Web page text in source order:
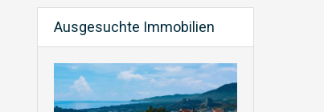
Ausgesuchte Immobilien